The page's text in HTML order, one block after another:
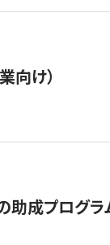
向け）
助成プログラ